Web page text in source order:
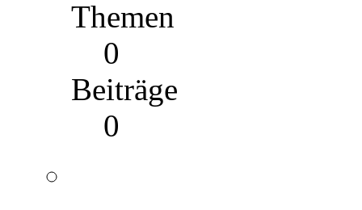
Themen
0
Beiträge
0